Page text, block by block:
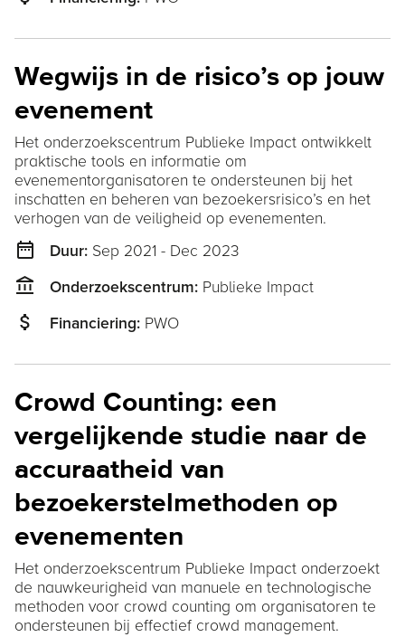
Wegwijs in de risico’s op jouw
evenement
Het onderzoekscentrum Publieke Impact ontwikkelt
praktische tools en informatie om
evenementorganisatoren te ondersteunen bij het
inschatten en beheren van bezoekersrisico’s en het
verhogen van de veiligheid op evenementen.
date_range Duur: Sep 2021 - Dec 2023
account_balance Onderzoekscentrum: Publieke Impact
attach_money Financiering: PWO
Crowd Counting: een
vergelijkende studie naar de
accuraatheid van
bezoekerstelmethoden op
evenementen
Het onderzoekscentrum Publieke Impact onderzoekt
de nauwkeurigheid van manuele en technologische
methoden voor crowd counting om organisatoren te
ondersteunen bij effectief crowd management.